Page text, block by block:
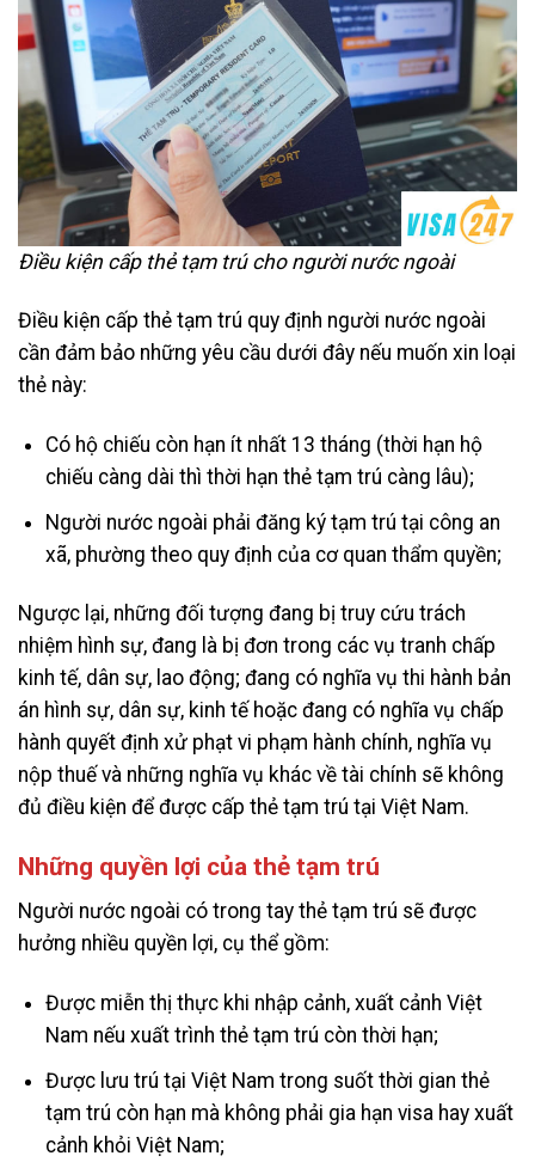
Điều kiện cấp thẻ tạm trú cho người nước ngoài
Điều kiện cấp thẻ tạm trú quy định người nước ngoài
cần đảm bảo những yêu cầu dưới đây nếu muốn xin loại
thẻ này:
Có hộ chiếu còn hạn ít nhất 13 tháng (thời hạn hộ
chiếu càng dài thì thời hạn thẻ tạm trú càng lâu);
Người nước ngoài phải đăng ký tạm trú tại công an
xã, phường theo quy định của cơ quan thẩm quyền;
Ngược lại, những đối tượng đang bị truy cứu trách
nhiệm hình sự, đang là bị đơn trong các vụ tranh chấp
kinh tế, dân sự, lao động; đang có nghĩa vụ thi hành bản
án hình sự, dân sự, kinh tế hoặc đang có nghĩa vụ chấp
hành quyết định xử phạt vi phạm hành chính, nghĩa vụ
nộp thuế và những nghĩa vụ khác về tài chính sẽ không
đủ điều kiện để được cấp thẻ tạm trú tại Việt Nam.
Những quyền lợi của thẻ tạm trú
Người nước ngoài có trong tay thẻ tạm trú sẽ được
hưởng nhiều quyền lợi, cụ thể gồm:
Được miễn thị thực khi nhập cảnh, xuất cảnh Việt
Nam nếu xuất trình thẻ tạm trú còn thời hạn;
Được lưu trú tại Việt Nam trong suốt thời gian thẻ
tạm trú còn hạn mà không phải gia hạn visa hay xuất
cảnh khỏi Việt Nam;